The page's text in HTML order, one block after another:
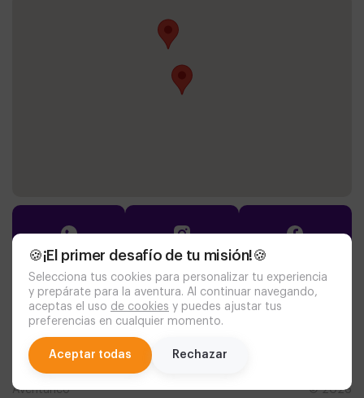
🍪¡El primer desafío de tu misión!🍪
Selecciona tus cookies para personalizar tu experiencia
y prepárate para la aventura. Al continuar navegando,
aceptas el uso de cookies y puedes ajustar tus
preferencias en cualquier momento.
Aceptar todas Rechazar
Documentación
política de cookies
aviso legal
politica de privacidad
Aventurico © 2026